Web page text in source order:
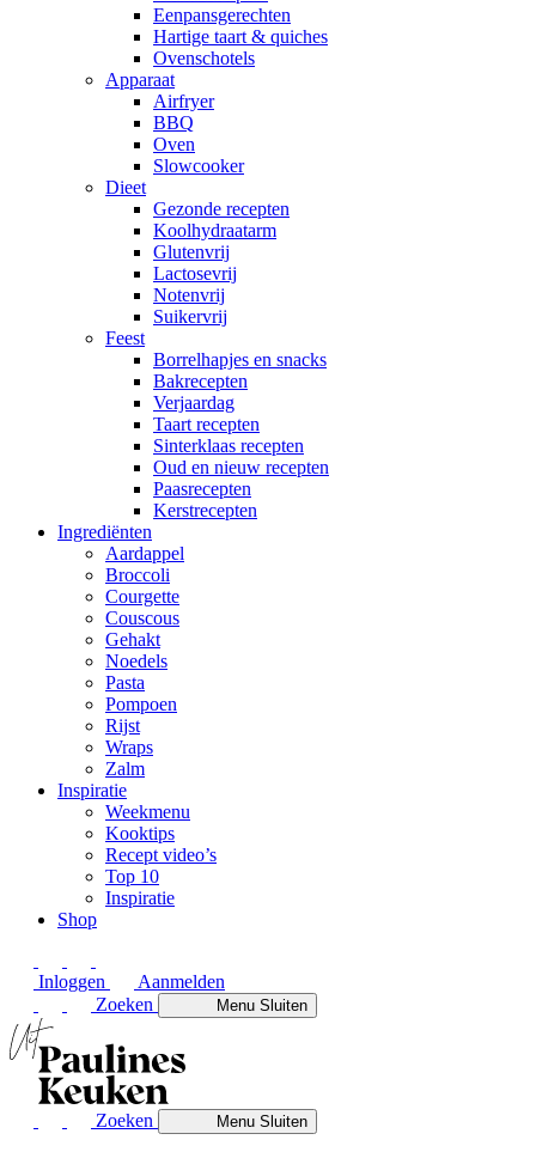
Eenpansgerechten
Hartige taart & quiches
Ovenschotels
Apparaat
Airfryer
BBQ
Oven
Slowcooker
Dieet
Gezonde recepten
Koolhydraatarm
Glutenvrij
Lactosevrij
Notenvrij
Suikervrij
Feest
Borrelhapjes en snacks
Bakrecepten
Verjaardag
Taart recepten
Sinterklaas recepten
Oud en nieuw recepten
Paasrecepten
Kerstrecepten
Ingrediënten
Aardappel
Broccoli
Courgette
Couscous
Gehakt
Noedels
Pasta
Pompoen
Rijst
Wraps
Zalm
Inspiratie
Weekmenu
Kooktips
Recept video’s
Top 10
Inspiratie
Shop
Inloggen
Aanmelden
Zoeken
MenuSluiten
Zoeken MenuSluiten